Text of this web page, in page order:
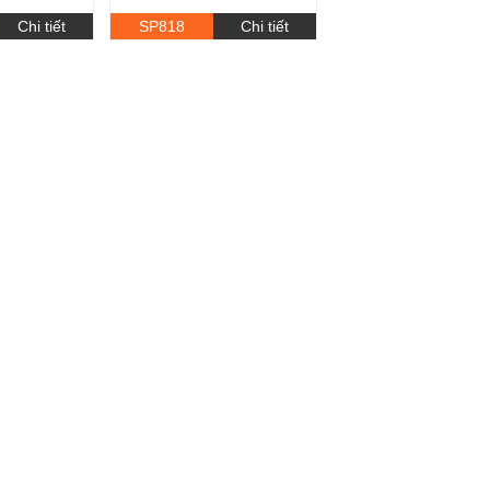
Chi tiết SP818 Chi tiết